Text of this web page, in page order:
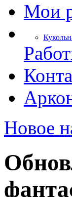
Мои
Новое